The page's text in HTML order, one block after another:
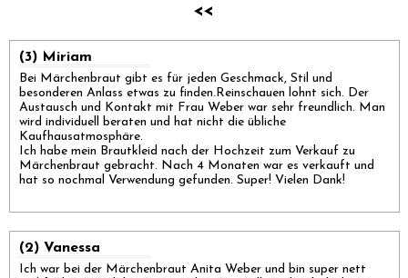
<<
(3) Miriam
Bei Märchenbraut gibt es für jeden Geschmack, Stil und
besonderen Anlass etwas zu finden.Reinschauen lohnt sich. Der
Austausch und Kontakt mit Frau Weber war sehr freundlich. Man
wird individuell beraten und hat nicht die übliche
Kaufhausatmosphäre.
Ich habe mein Brautkleid nach der Hochzeit zum Verkauf zu
Märchenbraut gebracht. Nach 4 Monaten war es verkauft und
hat so nochmal Verwendung gefunden. Super! Vielen Dank!
(2) Vanessa
Ich war bei der Märchenbraut Anita Weber und bin super nett